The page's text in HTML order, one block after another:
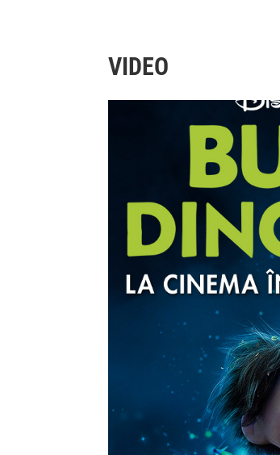
VIDEO